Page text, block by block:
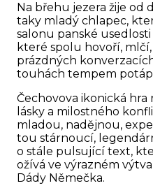
Na břehu jezera žije od
taky mladý chlapec,
salonu panské usedlosti
které spolu hovoří,
prázdných
touhách tempem
Čechovova ikonická
lásky a milostného
mladou, nadějnou,
tou stárnoucí,
o stále pulsující text,
ožívá ve výrazném
Dády Němečka.